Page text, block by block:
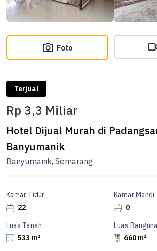
Foto
Terjual
Rp 3,3 Miliar
Hotel Dijual Murah di
Banyumanik
Banyumanik, Semarang
Kamar Tidur
22
Kamar Mandi
0
Luas Tanah
533 m²
Luas
660 m²